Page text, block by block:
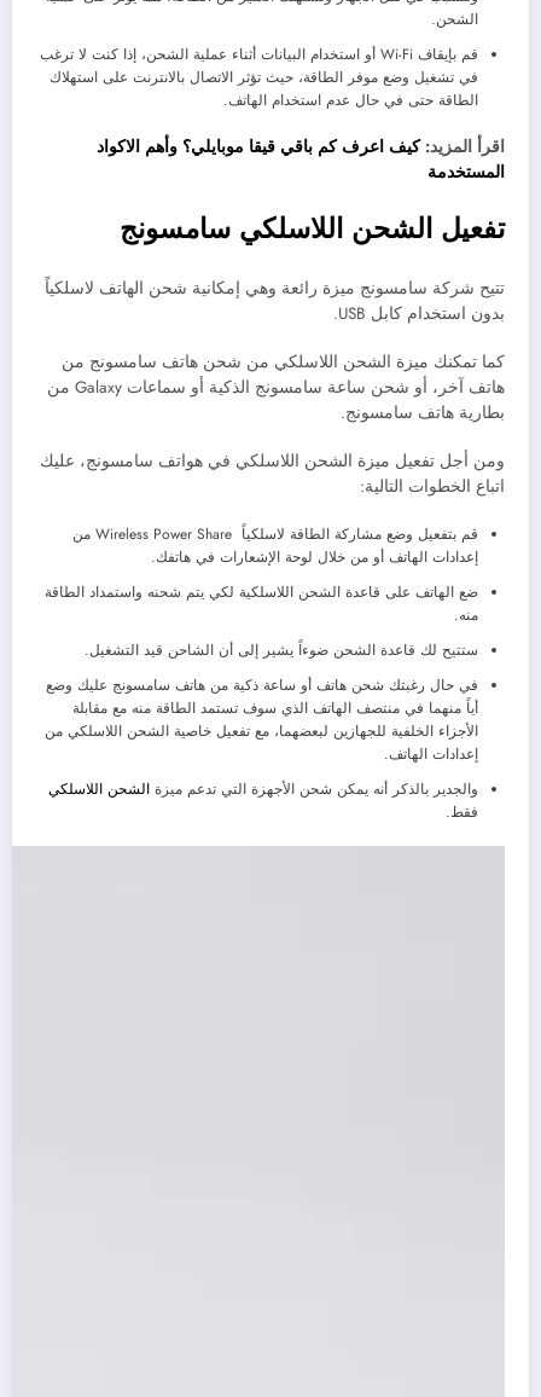
الشحن.
قم بإيقاف Wi-Fi أو استخدام البيانات أثناء عملية الشحن، إذا كنت لا ترغب
في تشغيل وضع موفر الطاقة، حيث تؤثر الاتصال بالانترنت على استهلاك
الطاقة حتى في حال عدم استخدام الهاتف.
اقرأ المزيد:كيف اعرف كم باقي قيقا موبايلي؟ وأهم الاكواد
المستخدمة
تفعيل الشحن اللاسلكي سامسونج
تتيح شركة سامسونج ميزة رائعة وهي إمكانية شحن الهاتف لاسلكياً
بدون استخدام كابل USB.
كما تمكنك ميزة الشحن اللاسلكي من شحن هاتف سامسونج من
هاتف آخر، أو شحن ساعة سامسونج الذكية أو سماعات Galaxy من
بطارية هاتف سامسونج.
ومن أجل تفعيل ميزة الشحن اللاسلكي في هواتف سامسونج، عليك
اتباع الخطوات التالية:
قم بتفعيل وضع مشاركة الطاقة لاسلكياً Wireless Power Share من
إعدادات الهاتف أو من خلال لوحة الإشعارات في هاتفك.
ضع الهاتف على قاعدة الشحن اللاسلكية لكي يتم شحنه واستمداد الطاقة
منه.
ستتيح لك قاعدة الشحن ضوءاً يشير إلى أن الشاحن قيد التشغيل.
في حال رغبتك شحن هاتف أو ساعة ذكية من هاتف سامسونج عليك وضع
أياً منهما في منتصف الهاتف الذي سوف تستمد الطاقة منه مع مقابلة
الأجزاء الخلفية للجهازين لبعضهما، مع تفعيل خاصية الشحن اللاسلكي من
إعدادات الهاتف.
والجدير بالذكر أنه يمكن شحن الأجهزة التي تدعم ميزة الشحن اللاسلكي
فقط.